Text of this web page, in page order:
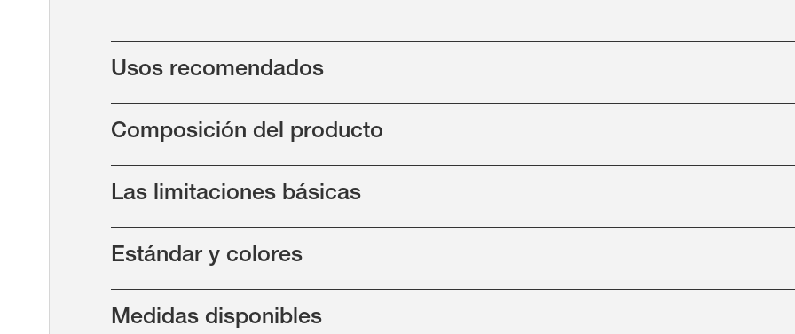
Usos recomendados
Composición del producto
Las limitaciones básicas
Estándar y colores
Medidas disponibles